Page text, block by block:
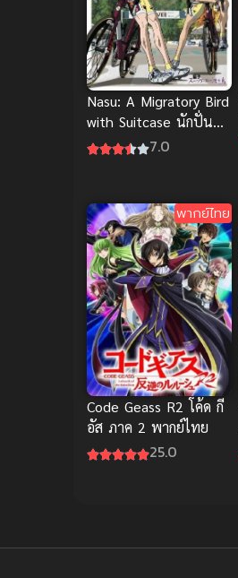
Nasu: A Migratory Bird
with Suitcase นักปั่น
น่องเหล็ก เหินฟ้าลุย
7.0
พากย์ไทย
Code Geass R2 โค้ด กี
อัส ภาค 2 พากย์ไทย
25.0